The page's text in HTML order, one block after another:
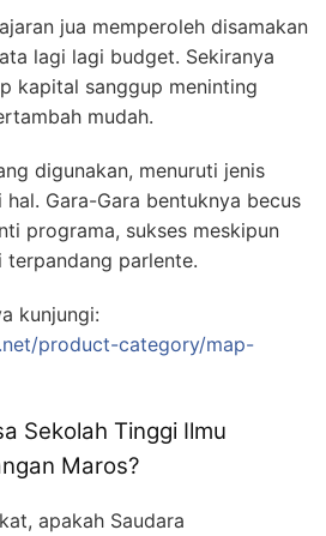
jua memperoleh disamakan
lagi lagi budget. Sekiranya
kapital sanggup meninting
mudah.
digunakan, menuruti jenis
Gara-Gara bentuknya becus
programa, sukses meskipun
parlente.
kunjungi:
product-category/map-
Sekolah Tinggi Ilmu
Maros?
apakah Saudara